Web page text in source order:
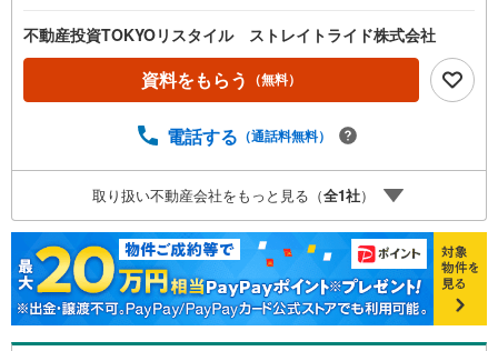
不動産投資TOKYOリスタイル ストレイトライド株式会社
資料をもらう （無料）
電話する （通話料無料）
取り扱い不動産会社をもっと見る（全1社）